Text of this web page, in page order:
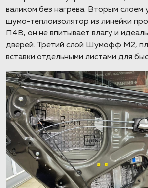
валиком без нагрева. Вторым слоем
шумо-теплоизолятор из линейки
П4В, он не впитывает влагу и
дверей. Третий слой Шумофф М2,
вставки отдельными листами для